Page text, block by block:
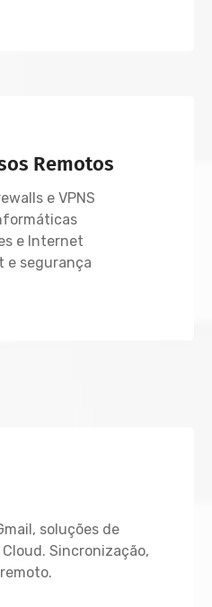
Remotos
e VPNS
e Internet
e segurança
soluções de
Sincronização,